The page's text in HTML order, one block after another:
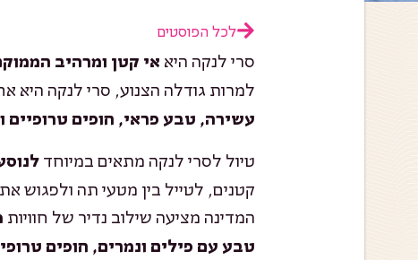
לכל הפוסטים
סרי לנקה היא אי קטן ומרהיב
למרות גודלה הצנוע, סרי לנקה
עשירה, טבע פראי, חופים טרופיים
טיול לסרי לנקה מתאים במיוחד
קטנים, לטייל בין מטעי תה ולפגוש
המדינה מציעה שילוב נדיר של חוויות
טבע עם פילים ונמרים, חופים